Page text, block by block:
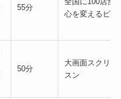
55分
心を変えるピラ
50分
大画面スクリー
スン